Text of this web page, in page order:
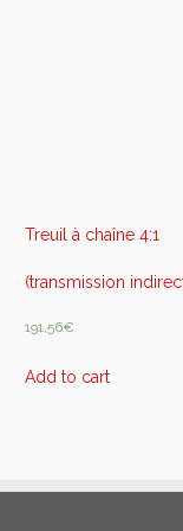
Treuil à chaîne 4:1
(transmission
191,56€
Add to cart